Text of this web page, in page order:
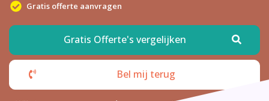
Gratis offerte aanvragen
Gratis Offerte's vergelijken
Bel mij terug